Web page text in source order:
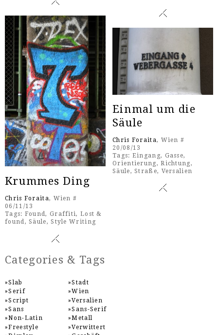
Krummes Ding
Chris Foraita, Wien #
06/11/13
Tags: Found, Graffiti, Lost &
found ,Säule,Style Writing
Einmal um die
Säule
Chris Foraita, Wien #
20/08/13
Tags: Eingang, Gasse,
Orientierung,Richtung,
Säule,Straße, Versalien
Categories & Tags
Slab
Serif
Script
Sans
Non-Latin
Freestyle
Stadt
Wien
Versalien
Sans-Serif
Metall
Verwittert